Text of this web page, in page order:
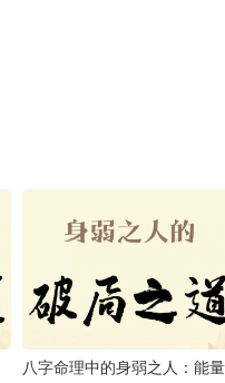
八字命理中的身弱之人：能量